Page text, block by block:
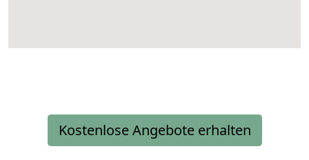
Kostenlose Angebote erhalten